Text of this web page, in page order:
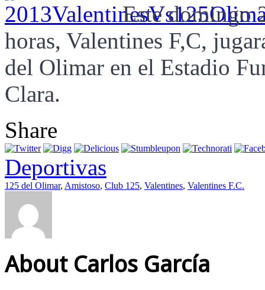
Este domingo
horas, Valentines F,C,
del Olimar en el Estadio
Clara.
Share
Deportivas
125 del Olimar, Amistoso, Club 125, Valentines, Valentines F.C.
About Carlos García